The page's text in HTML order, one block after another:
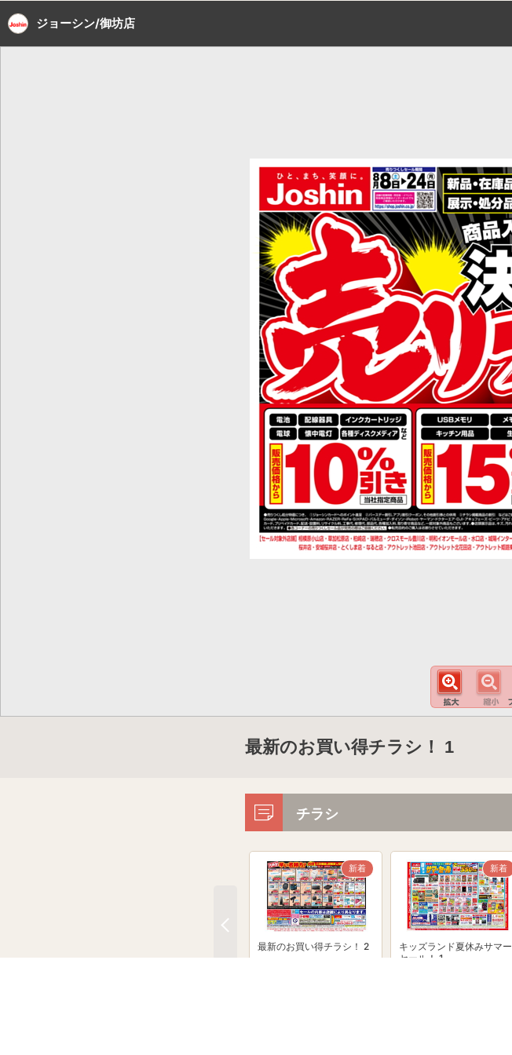
ジョーシン/御坊店
最新のお買い得チラシ！ 1
チラシ
最新のお買い得チラシ！ 2
新着
キッズランド夏休みサマー
セール！ 1
新着